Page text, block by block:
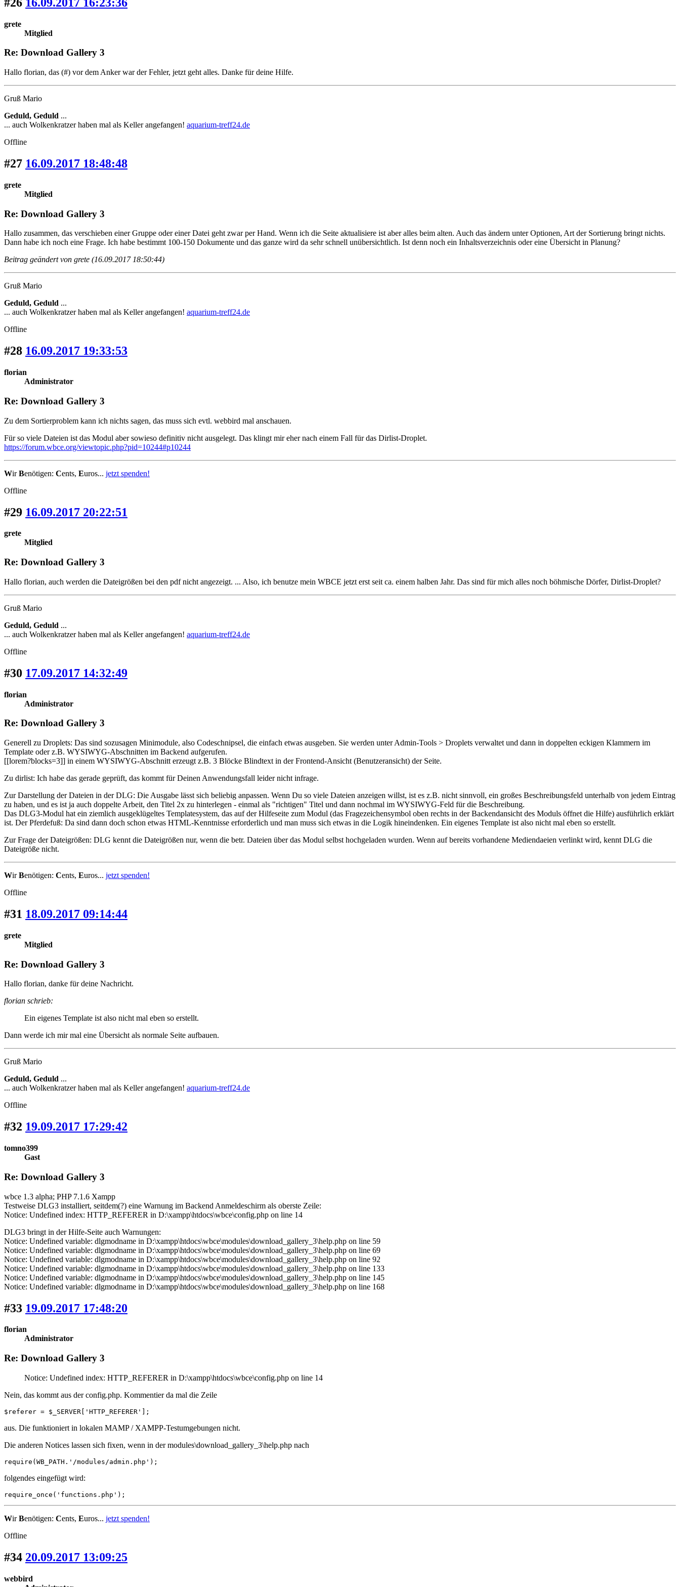
grete
Mitglied
Re: Download Gallery 3
Hallo florian, das (#) vor dem Anker war der Fehler, jetzt geht alles. Danke für deine Hilfe.
Gruß Mario
Geduld, Geduld ...
... auch Wolkenkratzer haben mal als Keller angefangen! aquarium-treff24.de
Offline
#27 16.09.2017 18:48:48
grete
Mitglied
Re: Download Gallery 3
Hallo zusammen, das verschieben einer Gruppe oder einer Datei geht zwar per Hand. Wenn ich die Seite aktualisiere ist aber alles beim alten. Auch das ändern unter Optionen, Art der Sortierung bringt nichts.
Dann habe ich noch eine Frage. Ich habe bestimmt 100-150 Dokumente und das ganze wird da sehr schnell unübersichtlich. Ist denn noch ein Inhaltsverzeichnis oder eine Übersicht in Planung?
Beitrag geändert von grete (16.09.2017 18:50:44)
Gruß Mario
Geduld, Geduld ...
... auch Wolkenkratzer haben mal als Keller angefangen! aquarium-treff24.de
Offline
#28 16.09.2017 19:33:53
florian
Administrator
Re: Download Gallery 3
Zu dem Sortierproblem kann ich nichts sagen, das muss sich evtl. webbird mal anschauen.
Für so viele Dateien ist das Modul aber sowieso definitiv nicht ausgelegt. Das klingt mir eher nach einem Fall für das Dirlist-Droplet.
https://forum.wbce.org/viewtopic.php?pid=10244#p10244
WirBenötigen: Cents, Euros... jetzt spenden!
Offline
#29 16.09.2017 20:22:51
grete
Mitglied
Re: Download Gallery 3
Hallo florian, auch werden die Dateigrößen bei den pdf nicht angezeigt. ... Also, ich benutze mein WBCE jetzt erst seit ca. einem halben Jahr. Das sind für mich alles noch böhmische Dörfer, Dirlist-Droplet?
Gruß Mario
Geduld, Geduld ...
... auch Wolkenkratzer haben mal als Keller angefangen! aquarium-treff24.de
Offline
#30 17.09.2017 14:32:49
florian
Administrator
Re: Download Gallery 3
Generell zu Droplets: Das sind sozusagen Minimodule, also Codeschnipsel, die einfach etwas ausgeben. Sie werden unter Admin-Tools > Droplets verwaltet und dann in doppelten eckigen Klammern im
Template oder z.B. WYSIWYG-Abschnitten im Backend aufgerufen.
[[lorem?blocks=3]] in einem WYSIWYG-Abschnitt erzeugt z.B. 3 Blöcke Blindtext in der Frontend-Ansicht (Benutzeransicht) der Seite.
Zu dirlist: Ich habe das gerade geprüft, das kommt für Deinen Anwendungsfall leider nicht infrage.
Zur Darstellung der Dateien in der DLG: Die Ausgabe lässt sich beliebig anpassen. Wenn Du so viele Dateien anzeigen willst, ist es z.B. nicht sinnvoll, ein großes Beschreibungsfeld unterhalb von jedem Eintrag
zu haben, und es ist ja auch doppelte Arbeit, den Titel 2x zu hinterlegen - einmal als "richtigen" Titel und dann nochmal im WYSIWYG-Feld für die Beschreibung.
Das DLG3-Modul hat ein ziemlich ausgeklügeltes Templatesystem, das auf der Hilfeseite zum Modul (das Fragezeichensymbol oben rechts in der Backendansicht des Moduls öffnet die Hilfe) ausführlich erklärt
ist. Der Pferdefuß: Da sind dann doch schon etwas HTML-Kenntnisse erforderlich und man muss sich etwas in die Logik hineindenken. Ein eigenes Template ist also nicht mal eben so erstellt.
Zur Frage der Dateigrößen: DLG kennt die Dateigrößen nur, wenn die betr. Dateien über das Modul selbst hochgeladen wurden. Wenn auf bereits vorhandene Mediendaeien verlinkt wird, kennt DLG die
Dateigröße nicht.
WirBenötigen: Cents, Euros... jetzt spenden!
Offline
#31 18.09.2017 09:14:44
grete
Mitglied
Re: Download Gallery 3
Hallo florian, danke für deine Nachricht.
florian schrieb:
Ein eigenes Template ist also nicht mal eben so erstellt.
Dann werde ich mir mal eine Übersicht als normale Seite aufbauen.
Gruß Mario
Geduld, Geduld ...
... auch Wolkenkratzer haben mal als Keller angefangen! aquarium-treff24.de
Offline
#32 19.09.2017 17:29:42
tomno399
Gast
Re: Download Gallery 3
wbce 1.3 alpha; PHP 7.1.6 Xampp
Testweise DLG3 installiert, seitdem(?) eine Warnung im Backend Anmeldeschirm als oberste Zeile:
Notice: Undefined index: HTTP_REFERER in D:\xampp\htdocs\wbce\config.php on line 14
DLG3 bringt in der Hilfe-Seite auch Warnungen:
Notice: Undefined variable: dlgmodname in D:\xampp\htdocs\wbce\modules\download_gallery_3\help.php on line 59
Notice: Undefined variable: dlgmodname in D:\xampp\htdocs\wbce\modules\download_gallery_3\help.php on line 69
Notice: Undefined variable: dlgmodname in D:\xampp\htdocs\wbce\modules\download_gallery_3\help.php on line 92
Notice: Undefined variable: dlgmodname in D:\xampp\htdocs\wbce\modules\download_gallery_3\help.php on line 133
Notice: Undefined variable: dlgmodname in D:\xampp\htdocs\wbce\modules\download_gallery_3\help.php on line 145
Notice: Undefined variable: dlgmodname in D:\xampp\htdocs\wbce\modules\download_gallery_3\help.php on line 168
#33 19.09.2017 17:48:20
florian
Administrator
Re: Download Gallery 3
Notice: Undefined index: HTTP_REFERER in D:\xampp\htdocs\wbce\config.php on line 14
Nein, das kommt aus der config.php. Kommentier da mal die Zeile
$referer = $_SERVER['HTTP_REFERER'];
aus. Die funktioniert in lokalen MAMP / XAMPP-Testumgebungen nicht.
Die anderen Notices lassen sich fixen, wenn in der modules\download_gallery_3\help.php nach
require(WB_PATH.'/modules/admin.php');
folgendes eingefügt wird:
require_once('functions.php');
WirBenötigen: Cents, Euros... jetzt spenden!
Offline
#34 20.09.2017 13:09:25
webbird